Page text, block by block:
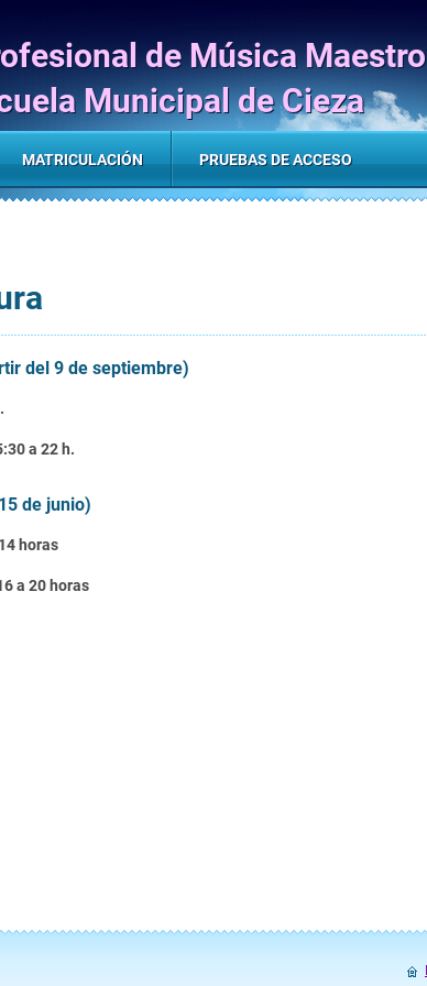
de Música Maestro
Municipal de Cieza
del 9 de septiembre)
a 22 h.
de junio)
horas
a 20 horas
MATRICULACIÓN PRUEBAS DE ACCESO